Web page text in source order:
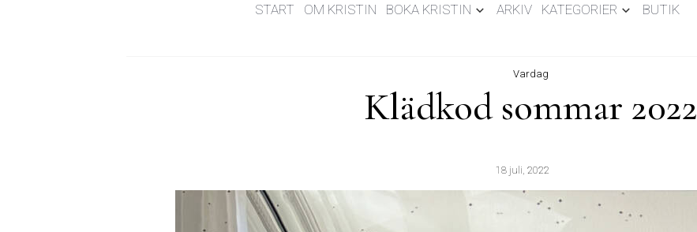
START OM KRISTIN BOKA KRISTIN ARKIV KATEGORIER BUTIK
Vardag
Klädkod sommar 2022
18 juli, 2022